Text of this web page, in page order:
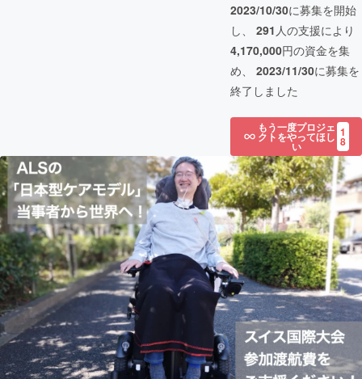
2023/10/30に募集を開始
し、 291 人の支援により
4,170,000円の資金を集
め、 2023/11/30に募集を
終了しました
もう一度プロジェ
クトをやってほし
い
1
8